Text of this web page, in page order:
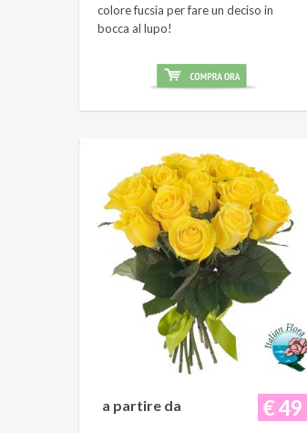
colore fucsia per fare un deciso in
bocca al lupo!
€ 49
a partire da